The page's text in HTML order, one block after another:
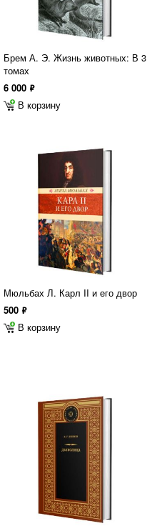
Брем А. Э. Жизнь животных: В 3
томах
6 000 ф
В корзину
Мюльбах Л. Карл II и его двор
500 ф
В корзину